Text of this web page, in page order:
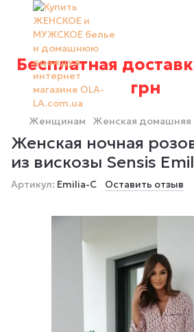
Бесплатная
грн
Женщинам Женская
Женская ночная
из вискозы Sensis
Артикул: Emilia-С Оставить отзыв